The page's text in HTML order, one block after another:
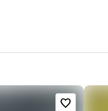
favorite_border